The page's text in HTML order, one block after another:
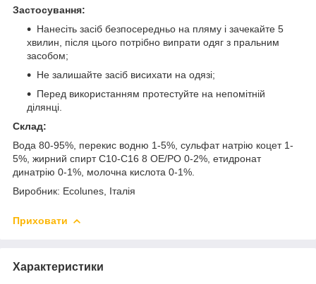
Застосування:
Нанесіть засіб безпосередньо на пляму і зачекайте 5
хвилин, після цього потрібно випрати одяг з пральним
засобом;
Не залишайте засіб висихати на одязі;
Перед використанням протестуйте на непомітній
ділянці.
Склад:
Вода 80-95%, перекис водню 1-5%, сульфат натрію коцет 1-
5%, жирний спирт C10-C16 8 OE/PO 0-2%, етидронат
динатрію 0-1%, молочна кислота 0-1%.
Виробник: Ecolunes, Італія
Приховати
Характеристики